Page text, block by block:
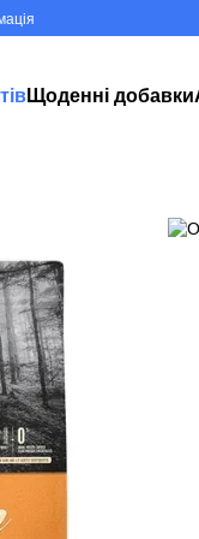
Щоденні добавки